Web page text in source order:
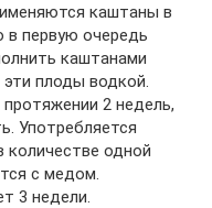
каштаны в
в первую очередь
каштанами
плоды водкой.
2 недель,
Употребляется
одной
с медом.
3 недели.